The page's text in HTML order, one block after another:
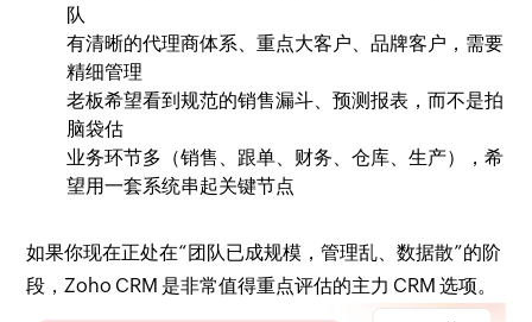
队
有清晰的代理商体系、重点大客户、品牌客户，需要
精细管理
老板希望看到规范的销售漏斗、预测报表，而不是拍
脑袋估
业务环节多（销售、跟单、财务、仓库、生产），希
望用一套系统串起关键节点
如果你现在正处在“团队已成规模，管理乱、数据散”的阶
段，Zoho CRM 是非常值得重点评估的主力 CRM 选项。